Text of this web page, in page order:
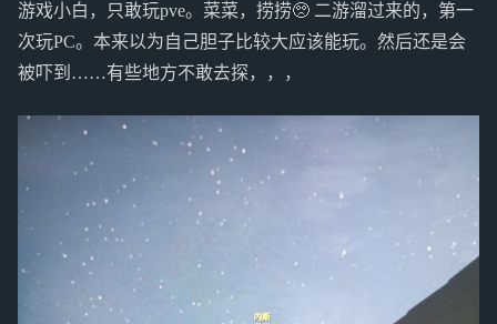
游戏小白，只敢玩pve。菜菜，捞捞🥺 二游溜过来的，第一
次玩PC。本来以为自己胆子比较大应该能玩。然后还是会
被吓到……有些地方不敢去探，，，